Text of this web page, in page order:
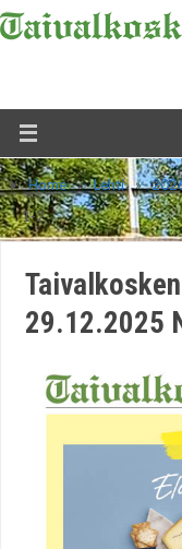
Home » Lehti »
1-2
29.12.2025